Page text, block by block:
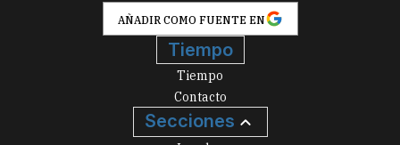
AÑADIR COMO FUENTE EN
Tiempo
Tiempo
Contacto
Secciones